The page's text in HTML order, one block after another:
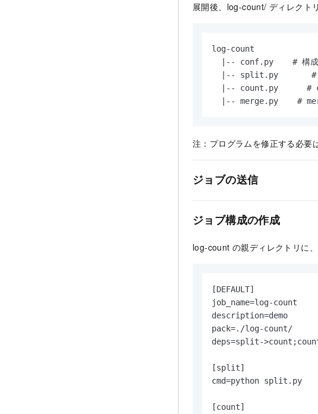
展開後、log-count/ ディレクト
log-count
  |-- conf.py    # 構成
|-- split.py       #
|-- count.py      #
|-- merge.py    #
注：プログラムを修正する必要
ジョブの送信
ジョブ構成の作成
log-count の親ディレクトリに
[DEFAULT]
job_name=log-count
description=demo
pack=./log-count/
deps=split-
[split]
cmd=python split.py
[count]